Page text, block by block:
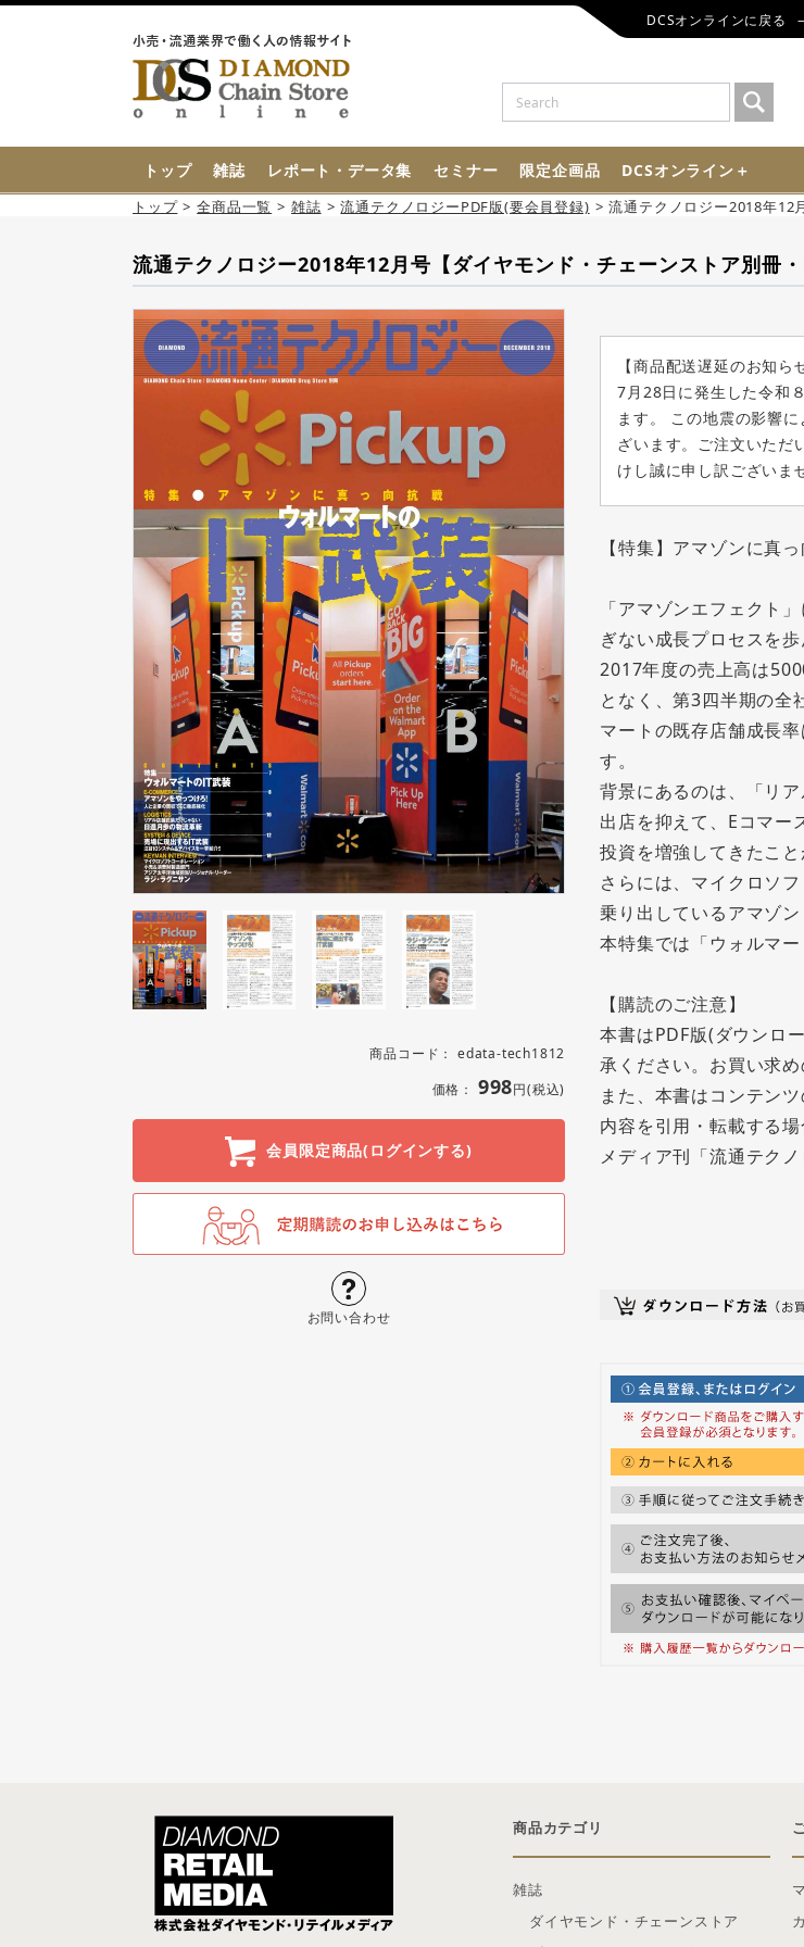
DCSオンラインに戻る
トップ 雑誌 レポート・データ集 セミナー 限定企画品 DCSオンライン＋
トップ 全商品一覧 雑誌 流通テクノロジーPDF版(要会員登録) 流通テクノロジー2018年12
流通テクノロジー2018年12月号【ダイヤモンド・チェーンストア別冊・
商品コード： edata-tech1812
価格： 998円(税込)
会員限定商品(ログインする)
お問い合わせ
【商品配送遅延のお知ら
7月28日に発生した令和
ます。 この地震の影響
ざいます。ご注文いただ
けし誠に申し訳ございま
【特集】アマゾンに真
「アマゾンエフェクト
ぎない成長プロセスを歩
2017年度の売上高は
となく、第3四半期の全
マートの既存店舗成長
す。
背景にあるのは、「リ
出店を抑えて、Eコマー
投資を増強してきたこと
さらには、マイクロソ
乗り出しているアマゾ
本特集では「ウォルマ
【購読のご注意】
本書はPDF版(ダウンロ
承ください。お買い求
また、本書はコンテン
内容を引用・転載する
メディア刊「流通テク
商品カテゴリ
雑誌
ダイヤモンド・チェーンストア